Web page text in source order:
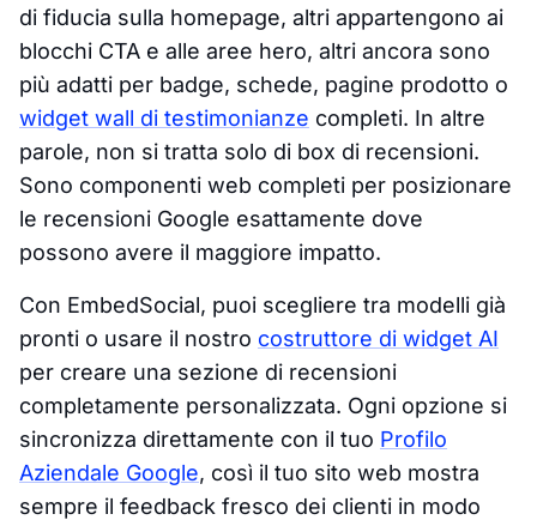
di fiducia sulla homepage, altri appartengono ai
blocchi CTA e alle aree hero, altri ancora sono
più adatti per badge, schede, pagine prodotto o
widget wall di testimonianze completi. In altre
parole, non si tratta solo di box di recensioni.
Sono componenti web completi per posizionare
le recensioni Google esattamente dove
possono avere il maggiore impatto.
Con EmbedSocial, puoi scegliere tra modelli già
pronti o usare il nostro costruttore di widget AI
per creare una sezione di recensioni
completamente personalizzata. Ogni opzione si
sincronizza direttamente con il tuo Profilo
Aziendale Google, così il tuo sito web mostra
sempre il feedback fresco dei clienti in modo